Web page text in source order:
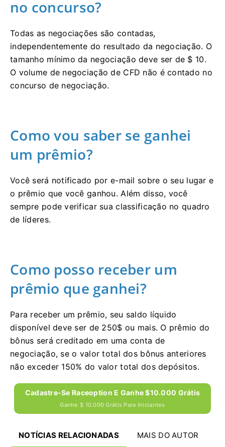
no concurso?
Todas as negociações são contadas,
independentemente do resultado da negociação. O
tamanho mínimo da negociação deve ser de $ 10.
O volume de negociação de CFD não é contado no
concurso de negociação.
Como vou saber se ganhei
um prêmio?
Você será notificado por e-mail sobre o seu lugar e
o prêmio que você ganhou.Além disso, você
sempre pode verificar sua classificação no quadro
de líderes.
Como posso receber um
prêmio que ganhei?
Para receber um prêmio, seu saldo líquido
disponível deve ser de 250$ ou mais. O prêmio do
bônus será creditado em uma conta de
negociação, se o valor total dos bônus anteriores
não exceder 150% do valor total dos depósitos.
Cadastre-Se Raceoption E Ganhe $10.000 Grátis
Ganhe $ 10.000 Grátis Para Iniciantes
NOTÍCIAS RELACIONADAS MAIS DO AUTOR